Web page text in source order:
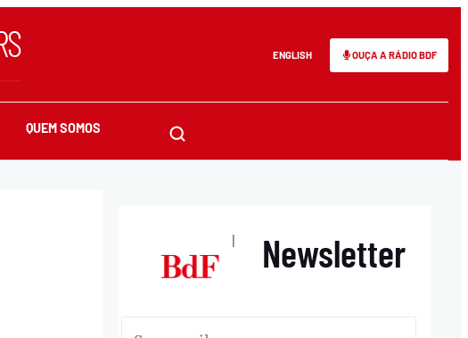
ENGLISH OUÇA A RÁDIO BDF
QUEM SOMOS
| Newsletter